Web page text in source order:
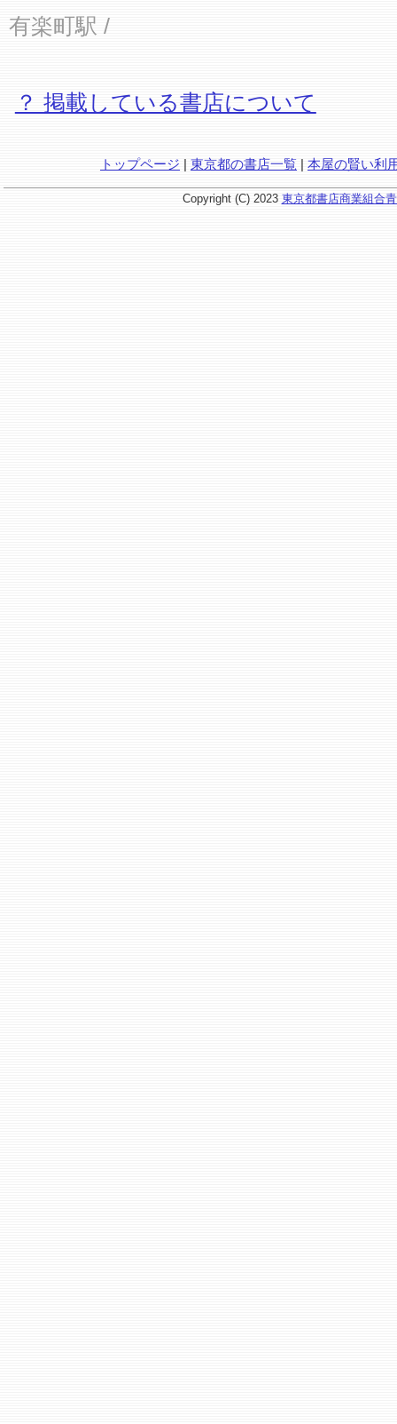
有楽町駅 /
？ 掲載している書店について
トップページ | 東京都の書店一覧 | 本屋の賢い利
Copyright (C) 2023 東京都書店商業組合